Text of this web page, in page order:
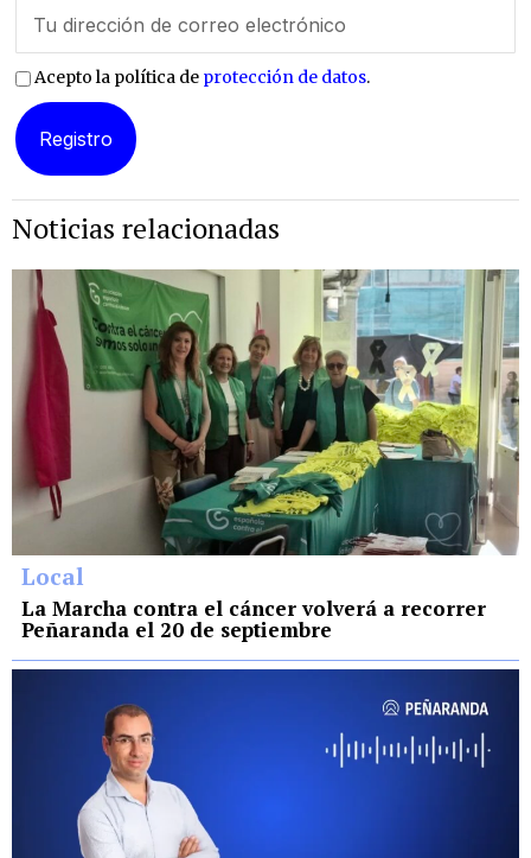
Acepto la política de protección de datos.
Noticias relacionadas
Local
La Marcha contra el cáncer volverá a recorrer
Peñaranda el 20 de septiembre